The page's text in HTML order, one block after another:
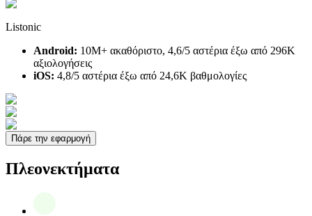
Listonic
Android: 10M+ ακαθόριστο, 4,6/5 αστέρια έξω από 296K
αξιολογήσεις
iOS: 4,8/5 αστέρια έξω από 24,6K βαθμολογίες
Πάρε την εφαρμογή
Πλεονεκτήματα